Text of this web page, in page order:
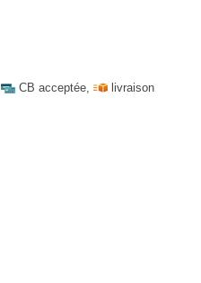
CB acceptée, livraison